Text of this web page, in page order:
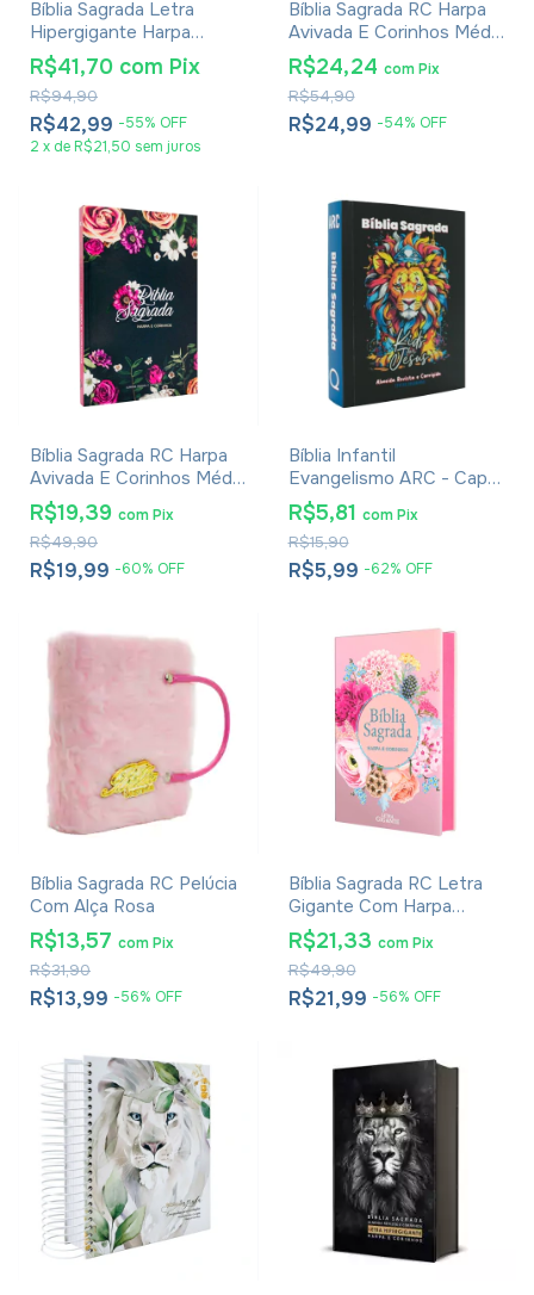
Bíblia Sagrada Letra
Hipergigante Harpa
Avivada E Corinhos -
Carteira Pink
R$42,99 -55% OFF
R$94,90
R$41,70 com Pix
2 x de R$21,50 sem juros
Bíblia Sagrada RC Harpa
Avivada E Corinhos Média
Capa Dura Leão Rei Dos
Reis
R$24,99 -54% OFF
R$54,90
R$24,24 com Pix
Bíblia Sagrada RC Harpa
Avivada E Corinhos Média
Capa Dura Floral Pink
R$19,99 -60% OFF
R$49,90
R$19,39 comPix
Bíblia Infantil
Evangelismo ARC - Capa
Lion Kids
R$5,99 -62% OFF
R$15,90
R$5,81 com Pix
Bíblia Sagrada RC Pelúcia
Com Alça Rosa
R$13,99 -56% OFF
R$31,90
R$13,57 comPix
Bíblia Sagrada RC Letra
Gigante Com Harpa
Avivada E Corinhos Capa
Dura Circulo Flores
R$21,99 -56% OFF
R$49,90
R$21,33 com Pix